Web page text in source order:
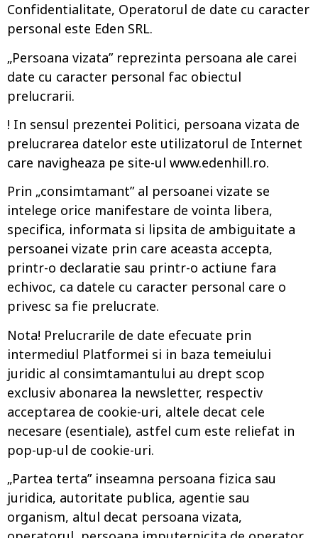
Confidentialitate, Operatorul de date cu caracter
personal este Eden SRL.
„Persoana vizata” reprezinta persoana ale carei
date cu caracter personal fac obiectul
prelucrarii.
! In sensul prezentei Politici, persoana vizata de
prelucrarea datelor este utilizatorul de Internet
care navigheaza pe site-ul www.edenhill.ro.
Prin „consimtamant” al persoanei vizate se
intelege orice manifestare de vointa libera,
specifica, informata si lipsita de ambiguitate a
persoanei vizate prin care aceasta accepta,
printr-o declaratie sau printr-o actiune fara
echivoc, ca datele cu caracter personal care o
privesc sa fie prelucrate.
Nota! Prelucrarile de date efecuate prin
intermediul Platformei si in baza temeiului
juridic al consimtamantului au drept scop
exclusiv abonarea la newsletter, respectiv
acceptarea de cookie-uri, altele decat cele
necesare (esentiale), astfel cum este reliefat in
pop-up-ul de cookie-uri.
„Partea terta” inseamna persoana fizica sau
juridica, autoritate publica, agentie sau
organism, altul decat persoana vizata,